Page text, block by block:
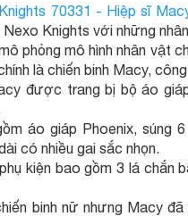
70331 - Hiệp sĩ
Knights với những
phỏng mô hình nhân vật
là chiến binh Macy,
được trang bị bộ áo
áo giáp Phoenix, súng
có nhiều gai sắc nhọn.
kiện bao gồm 3 lá chắn
binh nữ nhưng Macy